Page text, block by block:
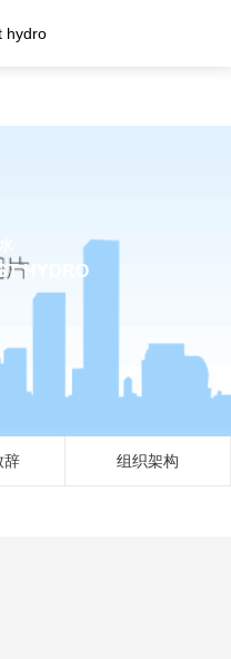
hydro
HYDRO
辞 组织架构